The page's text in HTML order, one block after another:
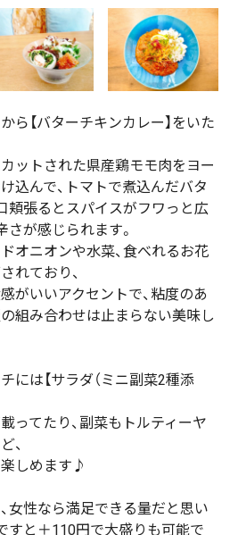
ら【バターチキンカレー】をいた
ットされた県産鶏モモ肉をヨー
込んで、トマトで煮込んだバタ
頬張るとスパイスがフワっと広
さが感じられます。
オニオンや水菜、食べれるお花
れており、
がいいアクセントで、粘度のあ
組み合わせは止まらない美味し
には【サラダ（ミニ副菜2種添
ってたり、副菜もトルティーヤ
、
しめます♪
女性なら満足できる量だと思い
すと＋110円で大盛りも可能で